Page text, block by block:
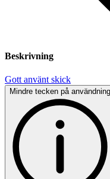
Beskrivning
Gott använt skick
Mindre tecken på användning